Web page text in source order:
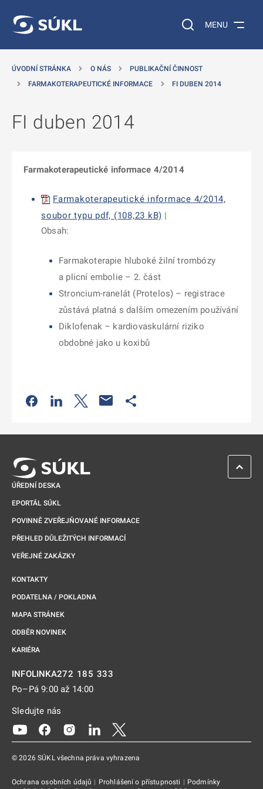
Vyhledávání na
MENU
ÚVODNÍ STRÁNKA O NÁS
PUBLIKAČNÍ ČINNOST
FARMAKOTERAPEUTICKÉ INFORMACE
FI DUBEN 2014
FI duben 2014
Farmakoterapeutické informace 4/2014
Farmakoterapeutické informace 4/2014,
soubor typu pdf, (108,23 kB) |
Obsah:
Farmakoterapie hluboké žilní trombózy
a plicní embolie – 2. část
Stroncium-ranelát (Protelos) – registrace
zůstává platná s dalším omezením používání
Diklofenak – kardiovaskulární riziko
obdobné jako u koxibů
Odkaz se otevře na nové kartě
Odkaz se otevře na nové kartě
Odkaz se otevře na nové kartě
ÚŘEDNÍ DESKA
EPORTÁL SÚKL
POVINNĚ ZVEŘEJŇOVANÉ INFORMACE
PŘEHLED DŮLEŽITÝCH INFORMACÍ
VEŘEJNÉ ZAKÁZKY
KONTAKTY
PODATELNA / POKLADNA
MAPA STRÁNEK
ODBĚR NOVINEK
KARIÉRA
INFOLINKA272 185 333
Po–Pá 9:00 až 14:00
Sledujte nás
Odkaz se otevře na nové kartě
Odkaz se otevře na nové kartě
Odkaz se otevře na nové kartě
Odkaz se otevře na nové kartě
© 2026 SÚKL všechna práva vyhrazena
Ochrana osobních údajů | Prohlášení o přístupnosti | Podmínky
ZPĚT